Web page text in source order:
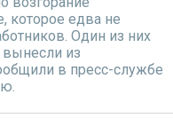
которое едва не
Один из них
из
в пресс-службе